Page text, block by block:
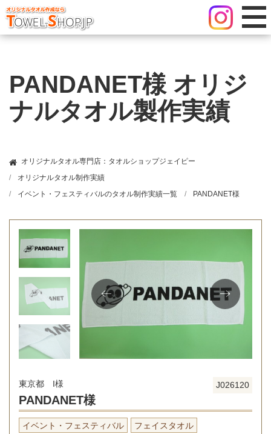
PANDANET様 オリジ
ナルタオル製作実績
オリジナルタオル専門店：タオルショップジェイピー
オリジナルタオル制作実績
イベント・フェスティバルのタオル制作実績一覧
PANDANET様
J026120
東京都 I様
PANDANET様
イベント・フェスティバル
フェイスタオル